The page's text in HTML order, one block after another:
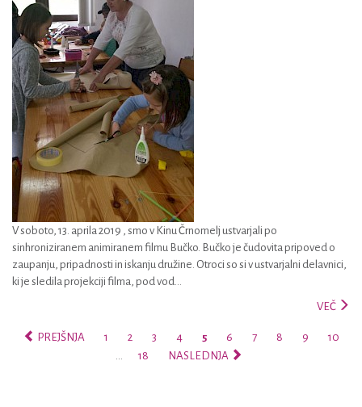
V soboto, 13. aprila 2019 , smo v Kinu Črnomelj ustvarjali po
sinhroniziranem animiranem filmu Bučko. Bučko je čudovita pripoved o
zaupanju, pripadnosti in iskanju družine. Otroci so si v ustvarjalni delavnici,
ki je sledila projekciji filma, pod vod...
VEČ
PREJŠNJA 1 2 3 4 5 6 7 8 9
10
…
18 NASLEDNJA